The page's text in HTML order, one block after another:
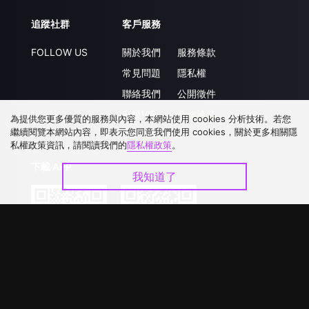
追蹤社群
FOLLOW US
客戶服務
關於我們
常見問題
聯絡我們
升級VIP
服務條款
隱私權
公開徵件
合作洽談
下載 APP
為提供您更多優質的服務與內容，本網站使用 cookies 分析技術。若您
繼續閱覽本網站內容，即表示您同意我們使用 cookies，關於更多相關隱
私權政策資訊，請閱讀我們的隱私權政策。
我知道了